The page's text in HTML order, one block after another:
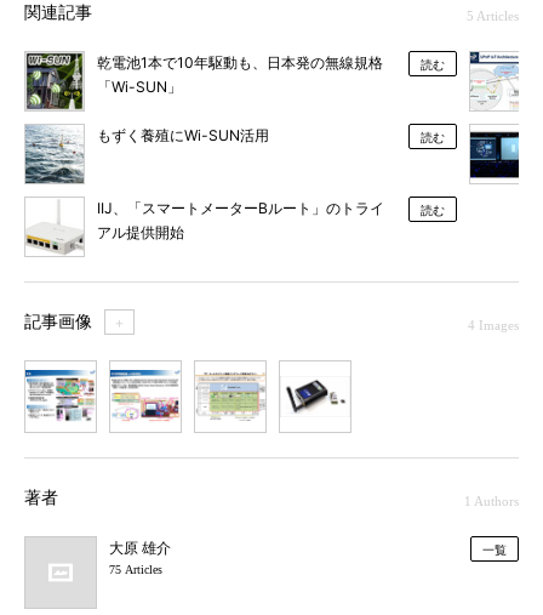
関連記事 5 Articles
乾電池1本で10年駆動も、日本発の無線規格
「Wi-SUN」
読む
もずく養殖にWi-SUN活用 読む
IIJ、「スマートメーターBルート」のトライ
アル提供開始
読む
記事画像 ＋ 4 Images
著者 1 Authors
大原 雄介
75 Articles
一覧